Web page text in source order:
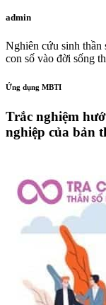
admin
Nghiên cứu sinh thần
con số vào đời sống
Ứng dụng MBTI
Trắc nghiệm
nghiệp của bản